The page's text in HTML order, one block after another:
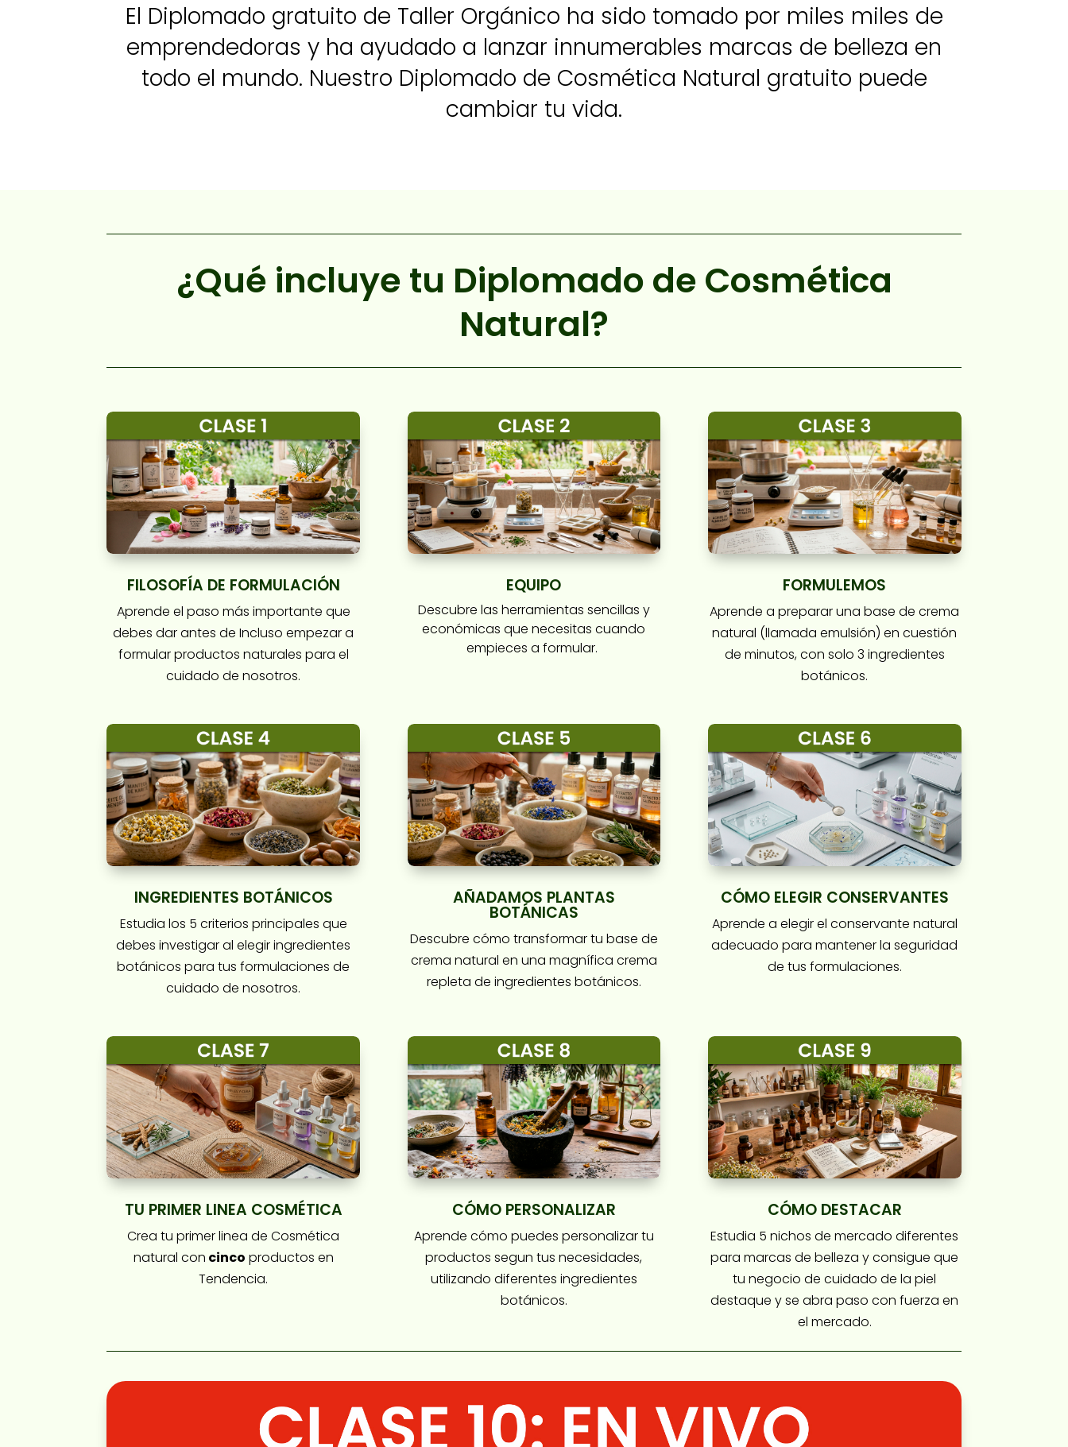
El Diplomado gratuito de Taller Orgánico ha sido tomado por miles miles de
emprendedoras y ha ayudado a lanzar innumerables marcas de belleza en
todo el mundo. Nuestro Diplomado de Cosmética Natural gratuito puede
cambiar tu vida.
¿Qué incluye tu Diplomado de Cosmética
Natural?
FILOSOFÍA DE FORMULACIÓN
Aprende el paso más importante que
debes dar antes de Incluso empezar a
formular productos naturales para el
cuidado de nosotros.
EQUIPO
Descubre las herramientas sencillas y
económicas que necesitas cuando
empieces a formular.
FORMULEMOS
Aprende a preparar una base de crema
natural (llamada emulsión) en cuestión
de minutos, con solo 3 ingredientes
botánicos.
INGREDIENTES BOTÁNICOS
Estudia los 5 criterios principales que
debes investigar al elegir ingredientes
botánicos para tus formulaciones de
cuidado de nosotros.
AÑADAMOS PLANTAS
BOTÁNICAS
Descubre cómo transformar tu base de
crema natural en una magnífica crema
repleta de ingredientes botánicos.
CÓMO ELEGIR CONSERVANTES
Aprende a elegir el conservante natural
adecuado para mantener la seguridad
de tus formulaciones.
TU PRIMER LINEA COSMÉTICA
Crea tu primer linea de Cosmética
natural con cinco productos en
Tendencia.
CÓMO PERSONALIZAR
Aprende cómo puedes personalizar tu
productos segun tus necesidades,
utilizando diferentes ingredientes
botánicos.
CÓMO DESTACAR
Estudia 5 nichos de mercado diferentes
para marcas de belleza y consigue que
tu negocio de cuidado de la piel
destaque y se abra paso con fuerza en
el mercado.